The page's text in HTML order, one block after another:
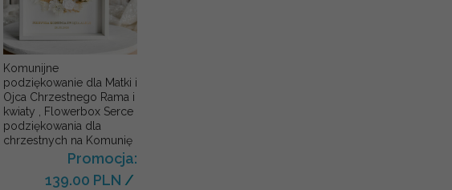
Komunijne
podziękowanie dla Matki i
Ojca Chrzestnego Rama i
kwiaty , Flowerbox Serce
podziękowania dla
chrzestnych na Komunię
Promocja:
139.00 PLN /